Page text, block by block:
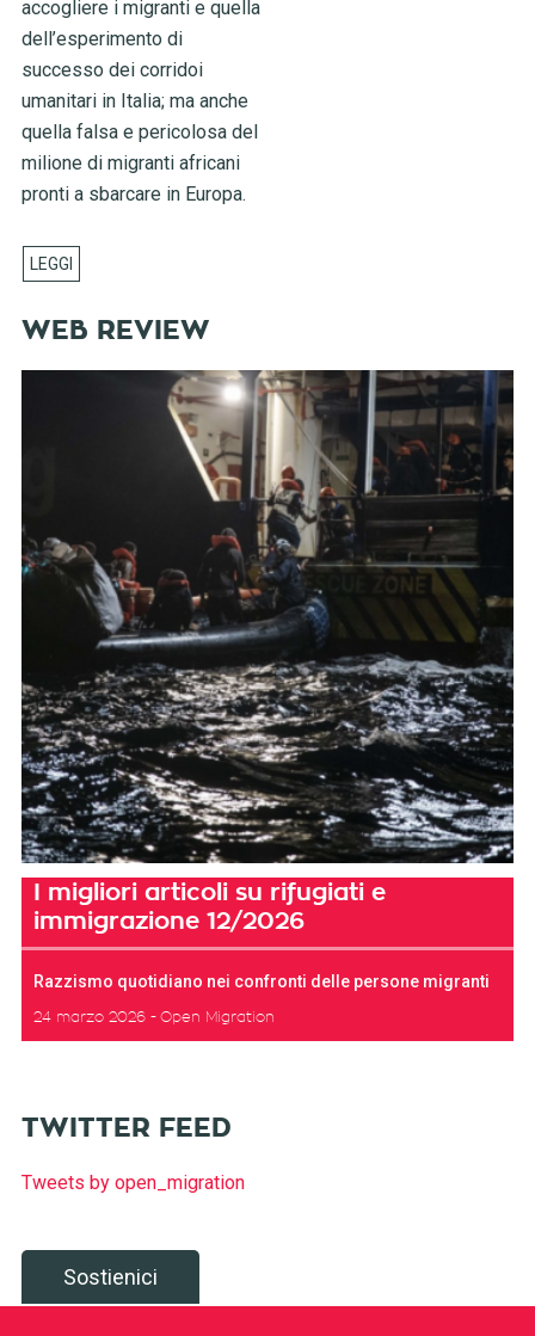
accogliere i migranti e quella
dell’esperimento di
successo dei corridoi
umanitari in Italia; ma anche
quella falsa e pericolosa del
milione di migranti africani
pronti a sbarcare in Europa.
WEB REVIEW
I migliori articoli su rifugiati e
immigrazione 12/2026
Razzismo quotidiano nei confronti delle persone migranti
24 marzo 2026 Open Migration
TWITTER FEED
Tweets by open_migration
Sostienici